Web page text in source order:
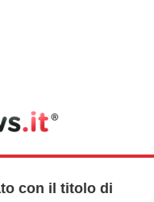
con il titolo di